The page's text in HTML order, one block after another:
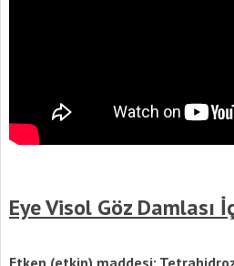
Eye Visol Göz Damlası